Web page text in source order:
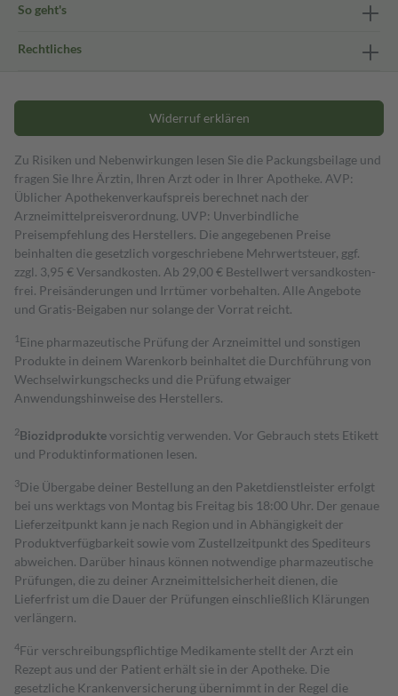
So geht's
Rechtliches
Widerruf erklären
Zu Risiken und Nebenwirkungen lesen Sie die Packungsbeilage und
fragen Sie Ihre Ärztin, Ihren Arzt oder in Ihrer Apotheke. AVP:
Üblicher Apothekenverkaufspreis berechnet nach der
Arzneimittelpreisverordnung. UVP: Unverbindliche
Preisempfehlung des Herstellers. Die angegebenen Preise
beinhalten die gesetzlich vorgeschriebene Mehrwertsteuer, ggf.
zzgl. 3,95 € Versandkosten. Ab 29,00 € Bestell­wert versand­kosten­
frei. Preisänderungen und Irrtümer vorbehalten. Alle Angebote
und Gratis-Beigaben nur solange der Vorrat reicht.
1 Eine pharmazeutische Prüfung der Arzneimittel und sonstigen
Produkte in deinem Warenkorb beinhaltet die Durchführung von
Wechselwirkungschecks und die Prüfung etwaiger
Anwendungshinweise des Herstellers.
2Biozidproduktevorsichtig verwenden. Vor Gebrauch stets Etikett
und Produktinformationen lesen.
3Die Übergabe deiner Bestellung an den Paketdienstleister erfolgt
bei uns werktags von Montag bis Freitag bis 18:00 Uhr. Der genaue
Lieferzeitpunkt kann je nach Region und in Abhängigkeit der
Produktverfügbarkeit sowie vom Zustellzeitpunkt des Spediteurs
abweichen. Darüber hinaus können notwendige pharmazeutische
Prüfungen, die zu deiner Arzneimittelsicherheit dienen, die
Lieferfrist um die Dauer der Prüfungen einschließlich Klärungen
verlängern.
4Für verschreibungspflichtige Medikamente stellt der Arzt ein
Rezept aus und der Patient erhält sie in der Apotheke. Die
gesetzliche Krankenversicherung übernimmt in der Regel die